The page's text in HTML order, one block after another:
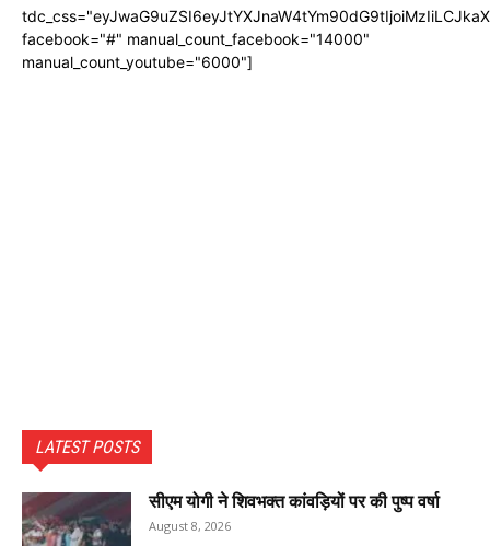
facebook="#" manual_count_facebook="14000"
manual_count_youtube="6000"]
LATEST POSTS
सीएम योगी ने शिवभक्त कांवड़ियों पर की पुष्प वर्षा
August 8, 2026